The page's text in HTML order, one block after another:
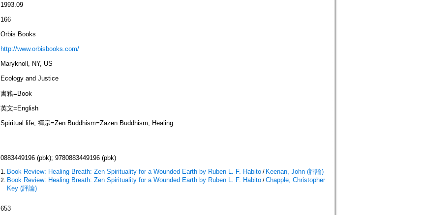
1993.09
166
Orbis Books
http://www.orbisbooks.com/
Maryknoll, NY, US
Ecology and Justice
書籍=Book
英文=English
Spiritual life; 禪宗=Zen Buddhism=Zazen Buddhism; Healing
0883449196 (pbk); 9780883449196 (pbk)
Book Review: Healing Breath: Zen Spirituality for a Wounded Earth by Ruben L. F. Habito/ Keenan, John (評論)
Book Review: Healing Breath: Zen Spirituality for a Wounded Earth by Ruben L. F. Habito/Chapple, Christopher
Key (評論)
653